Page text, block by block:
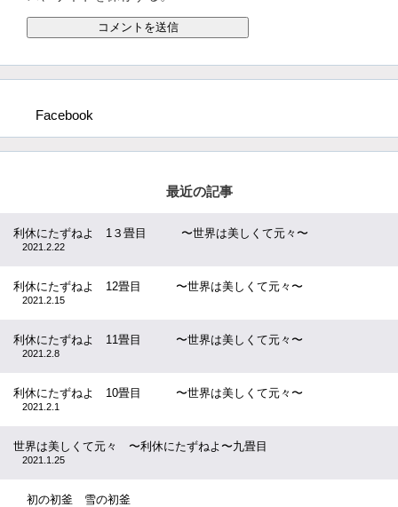
Facebook
最近の記事
利休にたずねよ 1３畳目 〜世界は美しくて元々〜
2021.2.22
利休にたずねよ 12畳目 〜世界は美しくて元々〜
2021.2.15
利休にたずねよ 11畳目 〜世界は美しくて元々〜
2021.2.8
利休にたずねよ 10畳目 〜世界は美しくて元々〜
2021.2.1
世界は美しくて元々 〜利休にたずねよ〜九畳目
2021.1.25
初の初釜 雪の初釜